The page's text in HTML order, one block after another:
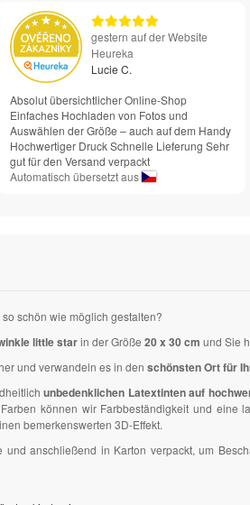
gestern auf der Website
Heureka
Lucie C.
Absolut übersichtlicher Online-Shop
Einfaches Hochladen von Fotos und
Auswählen der Größe – auch auf dem Handy
Hochwertiger Druck Schnelle Lieferung Sehr
gut für den Versand verpackt
Automatisch übersetzt aus
schön wie möglich gestalten?
little starin der Größe 20 x 30 cm und Sie
und verwandeln es in den schönsten Ort für
unbedenklichen Latextinten auf
können wir Farbbeständigkeit und
bemerkenswerten 3D-Effekt.
anschließend in Karton verpackt, um